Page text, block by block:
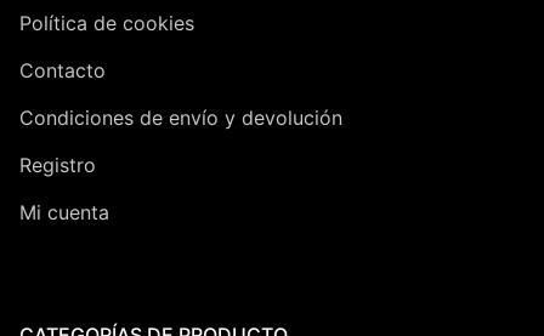
Política de cookies
Contacto
Condiciones de envío y devolución
Registro
Mi cuenta